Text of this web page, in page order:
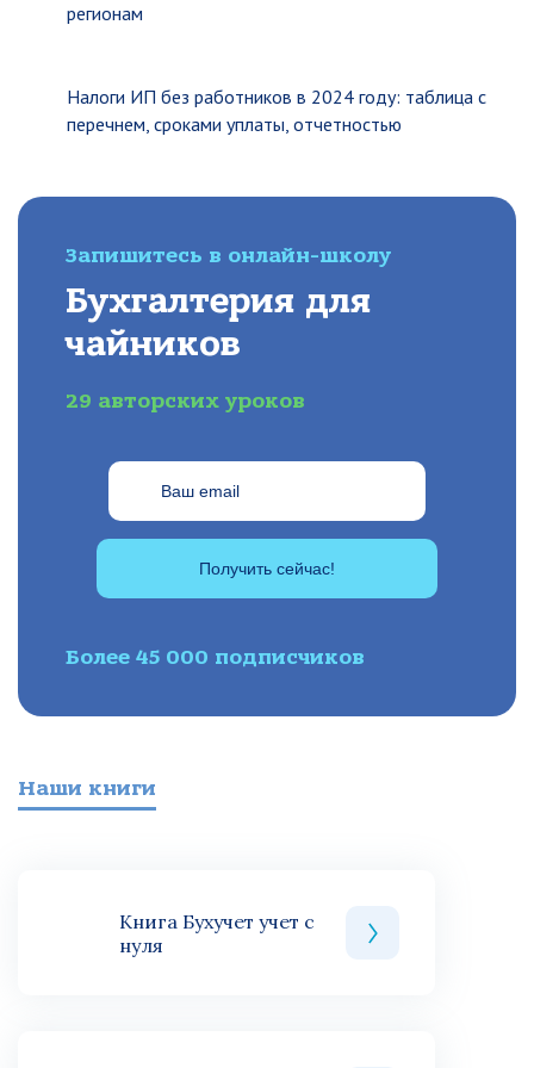
регионам
Налоги ИП без работников в 2024 году: таблица с
перечнем, сроками уплаты, отчетностью
Запишитесь в онлайн-школу
Бухгалтерия для
чайников
29 авторских уроков
Получить сейчас!
Более 45 000 подписчиков
Наши книги
Книга Бухучет учет с
нуля